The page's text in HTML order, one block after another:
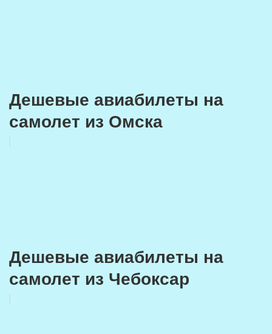
Дешевые авиабилеты на
самолет из Омска
Дешевые авиабилеты на
самолет из Чебоксар